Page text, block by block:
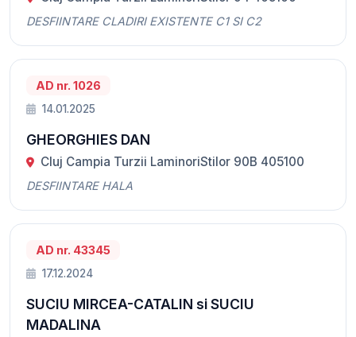
DESFIINTARE CLADIRI EXISTENTE C1 SI C2
AD nr. 1026
14.01.2025
GHEORGHIES DAN
Cluj Campia Turzii LaminoriStilor 90B 405100
DESFIINTARE HALA
AD nr. 43345
17.12.2024
SUCIU MIRCEA-CATALIN si SUCIU
MADALINA